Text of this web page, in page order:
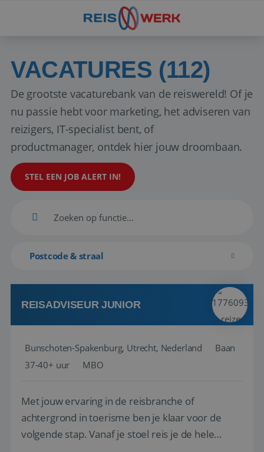
VACATURES (112)
De grootste vacaturebank van de reiswereld! Of je
nu passie hebt voor marketing, het adviseren van
reizigers, IT-specialist bent, of
productmanager, ontdek hier jouw droombaan.
STEL EEN JOB ALERT IN!
Postcode & straal
REISADVISEUR JUNIOR
Bunschoten-Spakenburg, Utrecht, Nederland
Baan
37-40+ uur
MBO
Met jouw ervaring in de reisbranche of
achtergrond in toerisme ben je klaar voor de
volgende stap. Vanaf je stoel reis je de hele